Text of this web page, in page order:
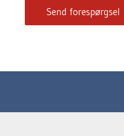
Send forespørgsel